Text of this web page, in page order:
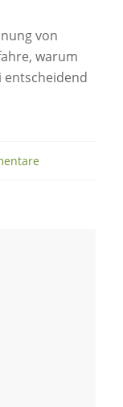
von
warum
entscheidend